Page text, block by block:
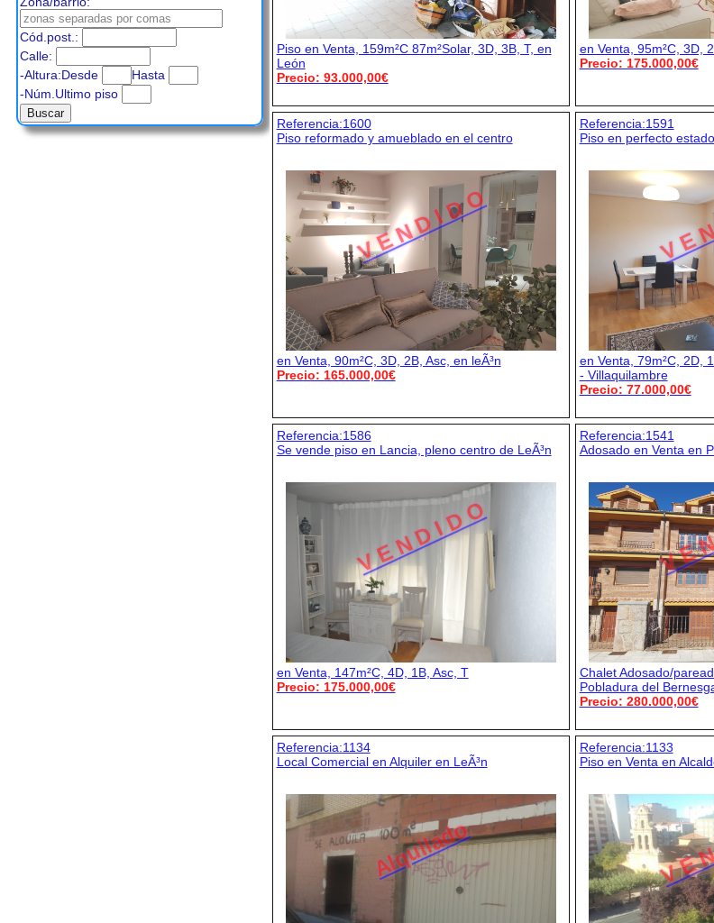
Cód.post.:
Calle:
-Altura:Desde
Hasta
-Núm.Ultimo piso
Piso en Venta, 159m²C 87m²Solar, 3D, 3B, T, en
León
Precio: 93.000,00€
en Venta, 95m²C, 3D,
Precio: 175.000,00€
Referencia:1600
Piso reformado y amueblado en el centro
V E N D I D O
en Venta, 90m²C, 3D, 2B, Asc, en leÃ³n
Precio: 165.000,00€
Referencia:1591
Piso en perfecto
V E
en Venta, 79m²C, 2D,
- Villaquilambre
Precio: 77.000,00€
Referencia:1586
Se vende piso en Lancia, pleno centro de LeÃ³n
V E N D I D O
en Venta, 147m²C, 4D, 1B, Asc, T
Precio: 175.000,00€
Referencia:1541
Adosado en Venta en
V E
Chalet Adosado/
Pobladura del
Precio: 280.000,00€
Referencia:1134
Local Comercial en Alquiler en LeÃ³n
Alquilado
Referencia:1133
Piso en Venta en
V E